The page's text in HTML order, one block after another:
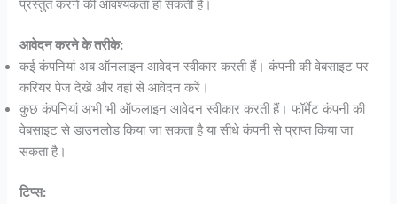
प्रस्तुत करने की आवश्यकता हो सकती है।
आवेदन करने के तरीके:
कई कंपनियां अब ऑनलाइन आवेदन स्वीकार करती हैं। कंपनी की वेबसाइट पर
करियर पेज देखें और वहां से आवेदन करें।
कुछ कंपनियां अभी भी ऑफलाइन आवेदन स्वीकार करती हैं। फॉर्मेट कंपनी की
वेबसाइट से डाउनलोड किया जा सकता है या सीधे कंपनी से प्राप्त किया जा
सकता है।
टिप्स: